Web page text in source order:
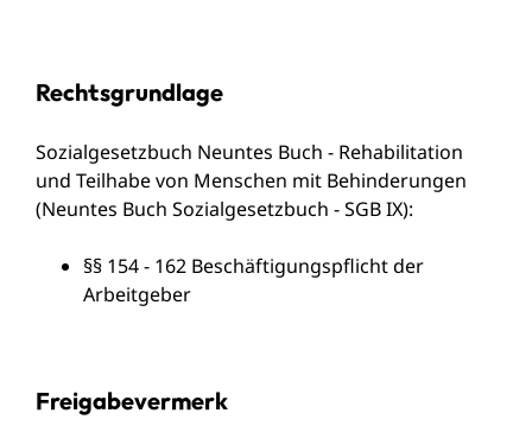
Rechtsgrundlage
Sozialgesetzbuch Neuntes Buch - Rehabilitation
und Teilhabe von Menschen mit Behinderungen
(Neuntes Buch Sozialgesetzbuch - SGB IX):
§§ 154 - 162 Beschäftigungspflicht der
Arbeitgeber
Freigabevermerk